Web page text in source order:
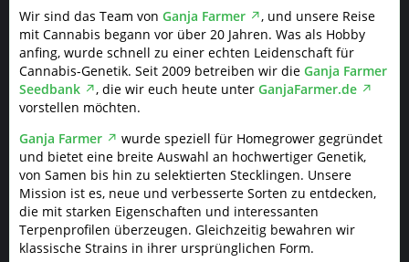
Wir sind das Team von Ganja Farmer
, und unsere Reise
mit Cannabis begann vor über 20 Jahren. Was als Hobby
anfing, wurde schnell zu einer echten Leidenschaft für
Cannabis-Genetik. Seit 2009 betreiben wir die Ganja Farmer
Seedbank
, die wir euch heute unter GanjaFarmer.de
vorstellen möchten.
Ganja Farmer
wurde speziell für Homegrower gegründet
und bietet eine breite Auswahl an hochwertiger Genetik,
von Samen bis hin zu selektierten Stecklingen. Unsere
Mission ist es, neue und verbesserte Sorten zu entdecken,
die mit starken Eigenschaften und interessanten
Terpenprofilen überzeugen. Gleichzeitig bewahren wir
klassische Strains in ihrer ursprünglichen Form.